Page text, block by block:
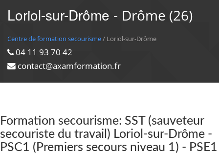
Loriol-sur-Drôme - Drôme (26)
Centre de formation secourisme/ Loriol-sur-Drôme
04 11 93 70 42
contact@axamformation.fr
Formation secourisme: SST (sauveteur
secouriste du travail) Loriol-sur-Drôme -
PSC1 (Premiers secours niveau 1) - PSE1